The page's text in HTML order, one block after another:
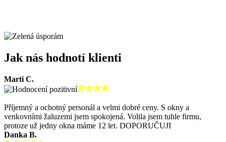
Jak nás hodnotí klienti
Marti C.
Příjemný a ochotný personál a velmi dobré ceny. S okny a
venkovními žaluzemi jsem spokojená. Volila jsem tuhle firmu,
protoze už jedny okna máme 12 let. DOPORUČUJI
Danka B.